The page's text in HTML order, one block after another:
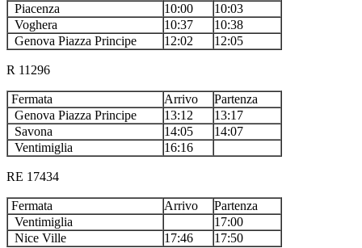
Piacenza
10:00
10:03
Voghera
10:37
10:38
Genova Piazza Principe
12:02 12:05
R 11296
Fermata Arrivo
Partenza
Genova Piazza Principe
13:12
13:17
Savona
14:05
14:07
Ventimiglia
16:16
RE 17434
Fermata Arrivo
Partenza
Ventimiglia
17:00
Nice Ville
17:46 17:50